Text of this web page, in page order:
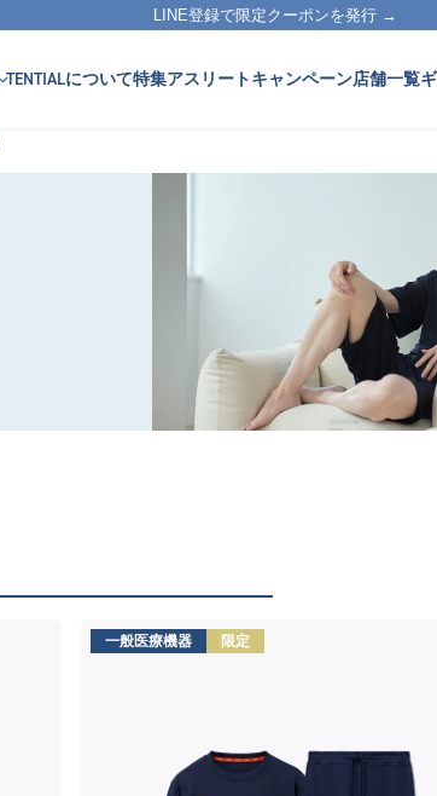
LINE登録で限定クーポンを発行 →
TENTIALについて特集アスリートキャンペーン店舗一覧
一般医療機器 限定